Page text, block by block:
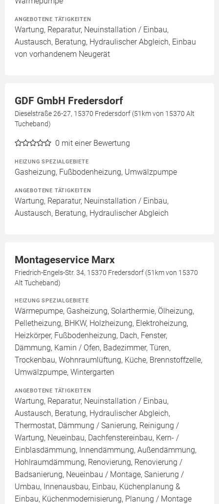
ANGEBOTENE TÄTIGKEITEN
Wartung, Reparatur, Neuinstallation / Einbau,
Austausch, Beratung, Hydraulischer Abgleich, Einbau
von vorhandenem Neugerät
GDF GmbH Fredersdorf
Dieselstraße 26-27, 15370 Fredersdorf (51km von 15370 Alt
Tucheband)
0 mit einer Bewertung
HEIZUNG SPEZIALGEBIETE
Gasheizung, Fußbodenheizung, Umwälzpumpe
ANGEBOTENE TÄTIGKEITEN
Wartung, Reparatur, Neuinstallation / Einbau,
Austausch, Beratung, Hydraulischer Abgleich
Montageservice Marx
Friedrich-Engels-Str. 34, 15370 Fredersdorf (51km von 15370
Alt Tucheband)
HEIZUNG SPEZIALGEBIETE
Wärmepumpe, Gasheizung, Solarthermie, Ölheizung,
Pelletheizung, BHKW, Holzheizung, Elektroheizung,
Heizkörper, Fußbodenheizung, Dach, Fenster,
Dämmung, Kamin / Ofen, Badezimmer, Türen,
Trockenbau, Wohnraumlüftung, Küche, Brennstoffzelle,
Umwälzpumpe, Wintergarten
ANGEBOTENE TÄTIGKEITEN
Wartung, Reparatur, Neuinstallation / Einbau,
Austausch, Beratung, Hydraulischer Abgleich,
Thermostat, Dämmung / Sanierung, Reinigung /
Wartung, Neueinbau, Dachfenstereinbau, Kern- /
Einblasdämmung, Innendämmung, Außendämmung,
Hohlraumdämmung, Renovierung, Renovierung /
Badsanierung, Neueinbau / Montage, Sanierung /
Umbau, Innenausbau, Einbau, Küchenplanung &
Einbau, Küchenmodernisierung, Planung / Montage